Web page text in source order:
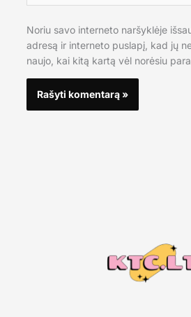
Noriu savo interneto naršyklėje
adresą ir interneto puslapį, kad jų
naujo, kai kitą kartą vėl norėsiu